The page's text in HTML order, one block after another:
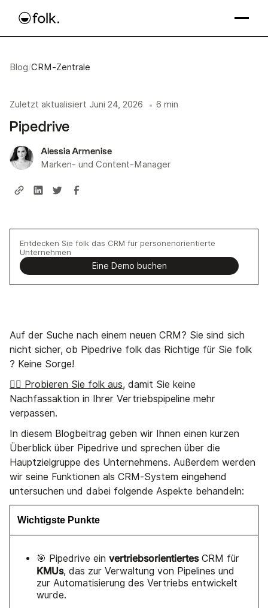
Blog/CRM-Zentrale
Zuletzt aktualisiert Juni 24, 2026 • 6 min
Pipedrive
Alessia Armenise
Marken- und Content-Manager
Entdecken Sie folk das CRM für personenorientierte
Unternehmen
Eine Demo buchen
Auf der Suche nach einem neuen CRM? Sie sind sich
nicht sicher, ob Pipedrive folk das Richtige für Sie folk
? Keine Sorge!
👉🏼 Probieren Sie folk aus, damit Sie keine
Nachfassaktion in Ihrer Vertriebspipeline mehr
verpassen.
In diesem Blogbeitrag geben wir Ihnen einen kurzen
Überblick über Pipedrive und sprechen über die
Hauptzielgruppe des Unternehmens. Außerdem werden
wir seine Funktionen als CRM-System eingehend
untersuchen und dabei folgende Aspekte behandeln:
Wichtigste Punkte
🎯 Pipedrive ein vertriebsorientiertesCRM für
KMUs, das zur Verwaltung von Pipelines und
zur Automatisierung des Vertriebs entwickelt
wurde.